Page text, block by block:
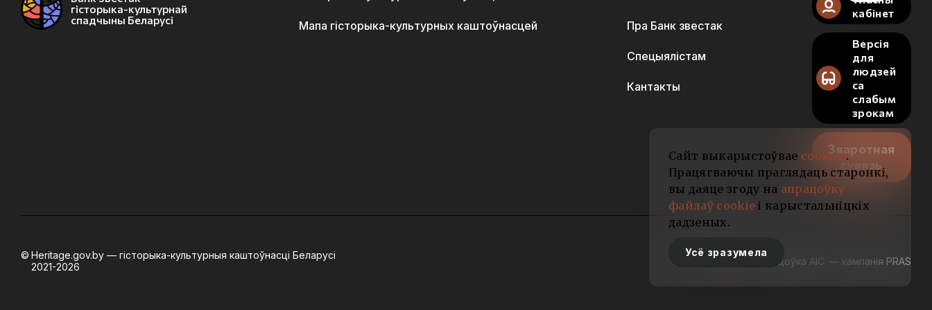
гісторыка-культурнай
спадчыны Беларусі
Мапа гісторыка-культурных каштоўнасцей Пра Банк звестак
Спецыялістам
Кантакты
кабінет
Версія
для
людзей
са
слабым
зрокам
Зваротная
сувязь
Heritage.gov.by — гісторыка-культурныя каштоўнасці Беларусі
2021-2026
Распрацоўка АІС — кампанія PRAS
Сайт выкарыстоўвае cookies.
Працягваючы праглядаць старонкі,
вы даяце згоду на апрацоўку
файлаў cookie і карыстальніцкіх
дадзеных.
Усё зразумела